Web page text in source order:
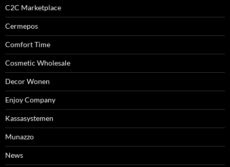
C2C Marketplace
Cermepos
Comfort Time
Cosmetic Wholesale
Decor Wonen
Enjoy Company
Kassasystemen
Munazzo
News